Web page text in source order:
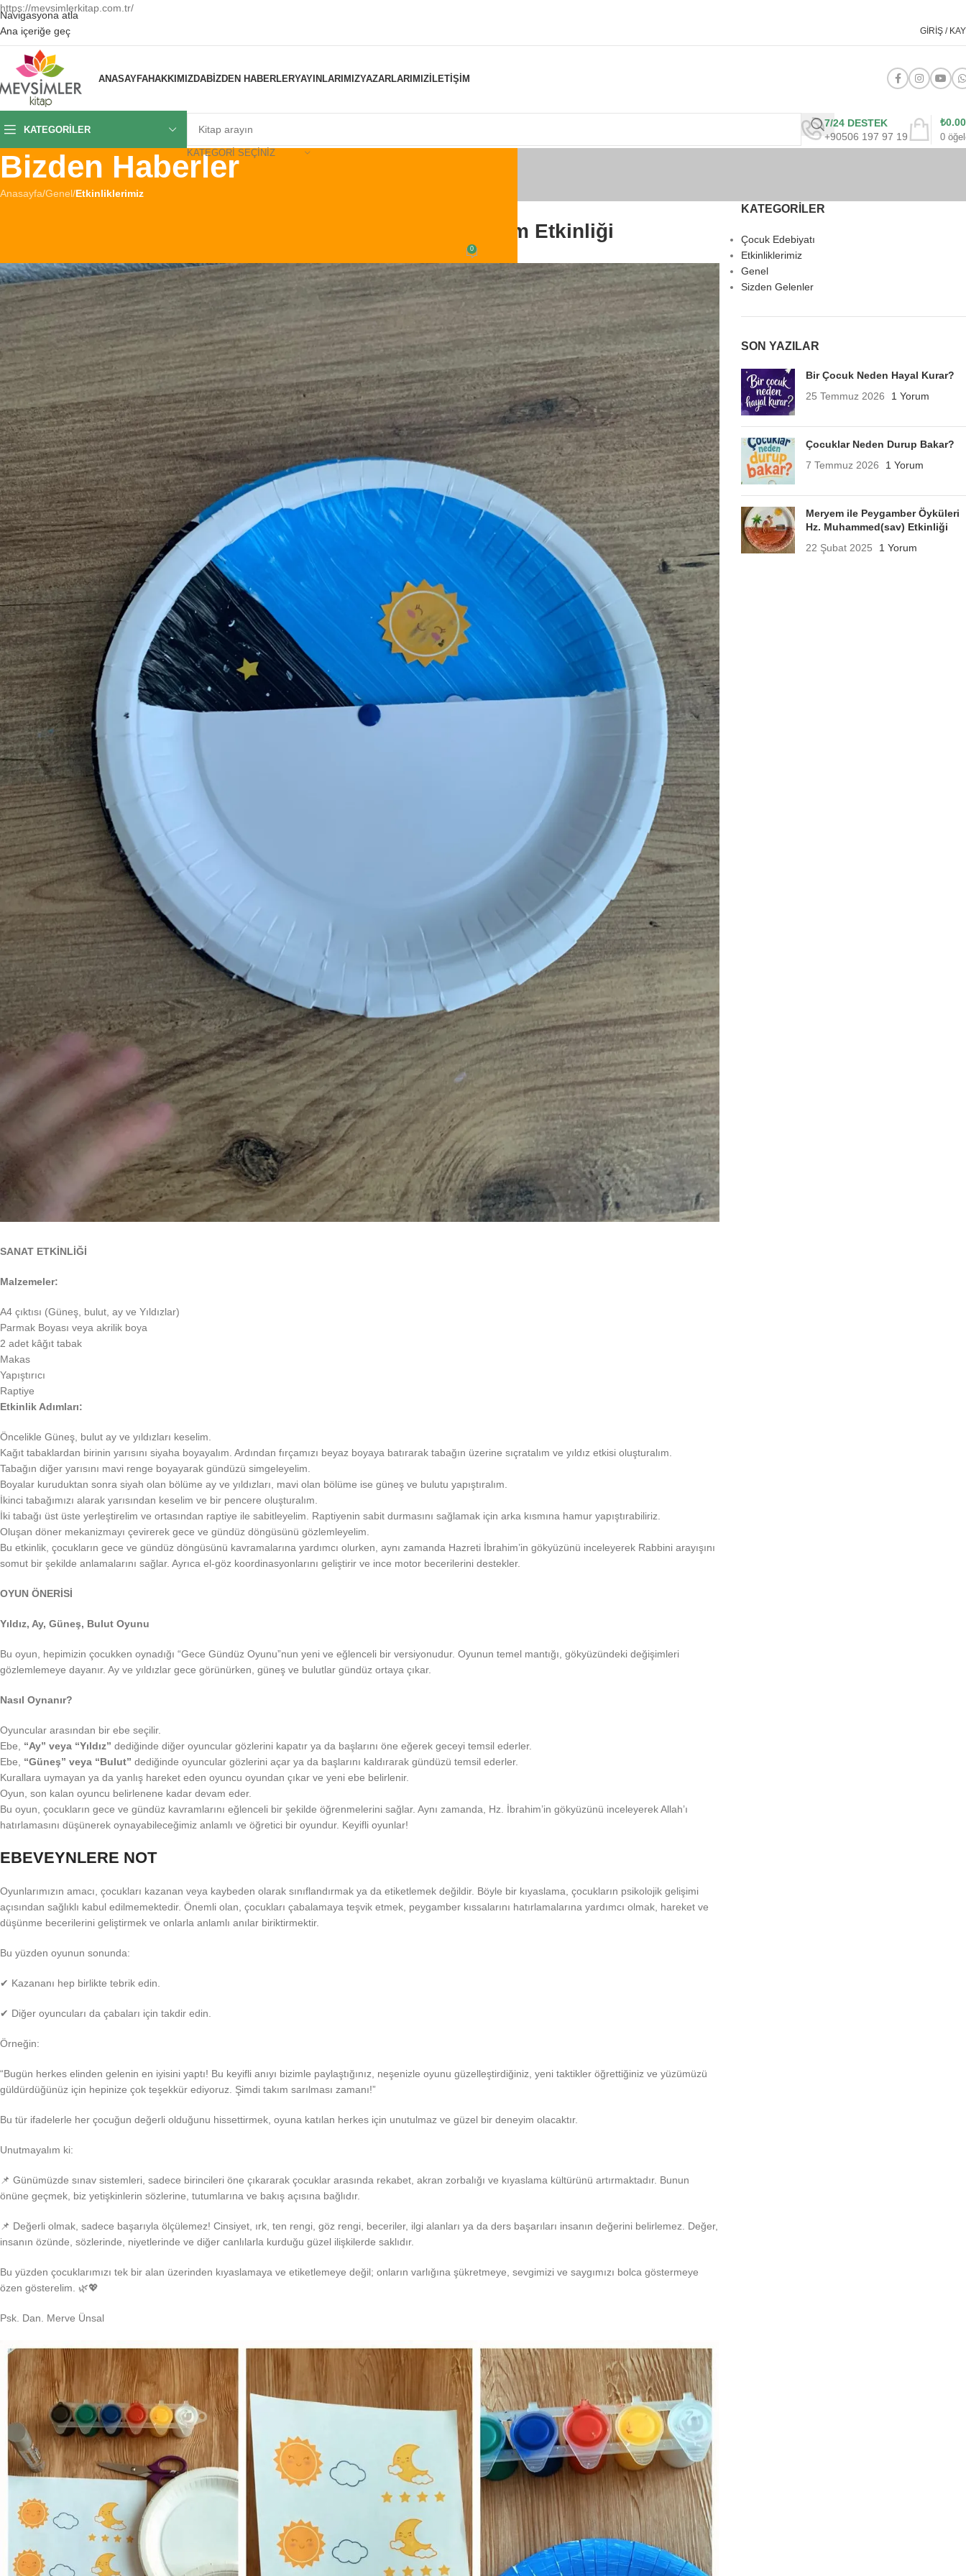
https://mevsimlerkitap.com.tr/
Navigasyona atla
Ana içeriğe geç
GIRIŞ /
ANASAYFAHAKKIMIZDABIZDEN HABERLERYAYINLARIMIZYAZARLARIMIZİLETIŞIM
KATEGORILER
KATEGORI SEÇINIZ
7/24 DESTEK
+90506 197 97 19
0
₺0.00
Bizden Haberler
Anasayfa/Genel/Etkinliklerimiz
Meryem ile Peygamber Öyküleri Hz. İbrahim Etkinliği
0
SANAT ETKİNLİĞİ
Malzemeler:
A4 çıktısı (Güneş, bulut, ay ve Yıldızlar)
Parmak Boyası veya akrilik boya
2 adet kâğıt tabak
Makas
Yapıştırıcı
Raptiye
Etkinlik Adımları:
Öncelikle Güneş, bulut ay ve yıldızları keselim.
Kağıt tabaklardan birinin yarısını siyaha boyayalım. Ardından fırçamızı beyaz boyaya batırarak tabağın üzerine sıçratalım ve yıldız etkisi oluşturalım.
Tabağın diğer yarısını mavi renge boyayarak gündüzü simgeleyelim.
Boyalar kuruduktan sonra siyah olan bölüme ay ve yıldızları, mavi olan bölüme ise güneş ve bulutu yapıştıralım.
İkinci tabağımızı alarak yarısından keselim ve bir pencere oluşturalım.
İki tabağı üst üste yerleştirelim ve ortasından raptiye ile sabitleyelim. Raptiyenin sabit durmasını sağlamak için arka kısmına hamur yapıştırabiliriz.
Oluşan döner mekanizmayı çevirerek gece ve gündüz döngüsünü gözlemleyelim.
Bu etkinlik, çocukların gece ve gündüz döngüsünü kavramalarına yardımcı olurken, aynı zamanda Hazreti İbrahim’in gökyüzünü inceleyerek Rabbini arayışını
somut bir şekilde anlamalarını sağlar. Ayrıca el-göz koordinasyonlarını geliştirir ve ince motor becerilerini destekler.
OYUN ÖNERİSİ
Yıldız, Ay, Güneş, Bulut Oyunu
Bu oyun, hepimizin çocukken oynadığı “Gece Gündüz Oyunu”nun yeni ve eğlenceli bir versiyonudur. Oyunun temel mantığı, gökyüzündeki değişimleri
gözlemlemeye dayanır. Ay ve yıldızlar gece görünürken, güneş ve bulutlar gündüz ortaya çıkar.
Nasıl Oynanır?
Oyuncular arasından bir ebe seçilir.
Ebe, “Ay” veya “Yıldız” dediğinde diğer oyuncular gözlerini kapatır ya da başlarını öne eğerek geceyi temsil ederler.
Ebe, “Güneş” veya “Bulut” dediğinde oyuncular gözlerini açar ya da başlarını kaldırarak gündüzü temsil ederler.
Kurallara uymayan ya da yanlış hareket eden oyuncu oyundan çıkar ve yeni ebe belirlenir.
Oyun, son kalan oyuncu belirlenene kadar devam eder.
Bu oyun, çocukların gece ve gündüz kavramlarını eğlenceli bir şekilde öğrenmelerini sağlar. Aynı zamanda, Hz. İbrahim’in gökyüzünü inceleyerek Allah’ı
hatırlamasını düşünerek oynayabileceğimiz anlamlı ve öğretici bir oyundur. Keyifli oyunlar!
EBEVEYNLERE NOT
Oyunlarımızın amacı, çocukları kazanan veya kaybeden olarak sınıflandırmak ya da etiketlemek değildir. Böyle bir kıyaslama, çocukların psikolojik gelişimi
açısından sağlıklı kabul edilmemektedir. Önemli olan, çocukları çabalamaya teşvik etmek, peygamber kıssalarını hatırlamalarına yardımcı olmak, hareket ve
düşünme becerilerini geliştirmek ve onlarla anlamlı anılar biriktirmektir.
Bu yüzden oyunun sonunda:
✔ Kazananı hep birlikte tebrik edin.
✔ Diğer oyuncuları da çabaları için takdir edin.
Örneğin:
“Bugün herkes elinden gelenin en iyisini yaptı! Bu keyifli anıyı bizimle paylaştığınız, neşenizle oyunu güzelleştirdiğiniz, yeni taktikler öğrettiğiniz ve yüzümüzü
güldürdüğünüz için hepinize çok teşekkür ediyoruz. Şimdi takım sarılması zamanı!”
Bu tür ifadelerle her çocuğun değerli olduğunu hissettirmek, oyuna katılan herkes için unutulmaz ve güzel bir deneyim olacaktır.
Unutmayalım ki:
📌 Günümüzde sınav sistemleri, sadece birincileri öne çıkararak çocuklar arasında rekabet, akran zorbalığı ve kıyaslama kültürünü artırmaktadır. Bunun
önüne geçmek, biz yetişkinlerin sözlerine, tutumlarına ve bakış açısına bağlıdır.
📌 Değerli olmak, sadece başarıyla ölçülemez! Cinsiyet, ırk, ten rengi, göz rengi, beceriler, ilgi alanları ya da ders başarıları insanın değerini belirlemez. Değer,
insanın özünde, sözlerinde, niyetlerinde ve diğer canlılarla kurduğu güzel ilişkilerde saklıdır.
Bu yüzden çocuklarımızı tek bir alan üzerinden kıyaslamaya ve etiketlemeye değil; onların varlığına şükretmeye, sevgimizi ve saygımızı bolca göstermeye
özen gösterelim. 🌿💖
Psk. Dan. Merve Ünsal
KATEGORILER
Çocuk Edebiyatı
Etkinliklerimiz
Genel
Sizden Gelenler
SON YAZILAR
Bir Çocuk Neden Hayal Kurar?
25 Temmuz 2026
1 Yorum
Çocuklar Neden Durup Bakar?
7 Temmuz 2026
1 Yorum
Meryem ile Peygamber Öyküleri
Hz. Muhammed(sav) Etkinliği
22 Şubat 2025
1 Yorum